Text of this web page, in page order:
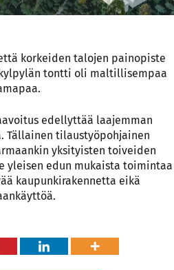
korkeiden talojen painopiste
tontti oli maltillisempaa
edellyttää laajemman
Tällainen tilaustyöpohjainen
yksityisten toiveiden
yleisen edun mukaista toimintaa
kaupunkirakennetta eikä